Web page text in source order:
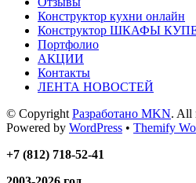
Конструктор кухни онлайн
Конструктор ШКАФЫ
Портфолио
АКЦИИ
Контакты
ЛЕНТА НОВОСТЕЙ
© Copyright Разработано MKN. All
Powered by WordPress • Themify
+7 (812) 718-52-41